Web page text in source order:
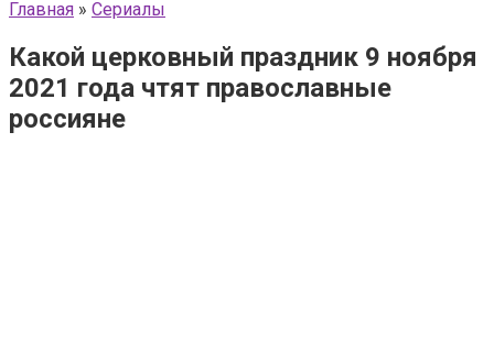
Главная » Сериалы
Какой церковный праздник 9 ноября
2021 года чтят православные
россияне